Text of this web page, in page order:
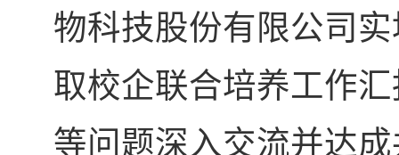
物科技股份有限公司
取校企联合培养工作
等问题深入交流并达